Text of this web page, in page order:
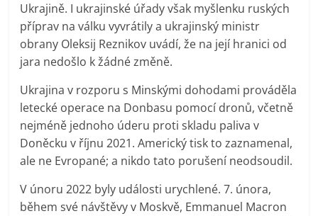
Ukrajině. I ukrajinské úřady však myšlenku ruských
příprav na válku vyvrátily a ukrajinský ministr
obrany Oleksij Reznikov uvádí, že na její hranici od
jara nedošlo k žádné změně.
Ukrajina v rozporu s Minskými dohodami prováděla
letecké operace na Donbasu pomocí dronů, včetně
nejméně jednoho úderu proti skladu paliva v
Doněcku v říjnu 2021. Americký tisk to zaznamenal,
ale ne Evropané; a nikdo tato porušení neodsoudil.
V únoru 2022 byly události urychlené. 7. února,
během své návštěvy v Moskvě, Emmanuel Macron